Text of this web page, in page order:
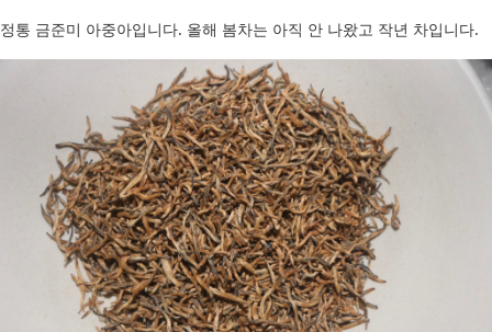
정통 금준미 아중아입니다. 올해 봄차는 아직 안 나왔고 작년 차입니다.